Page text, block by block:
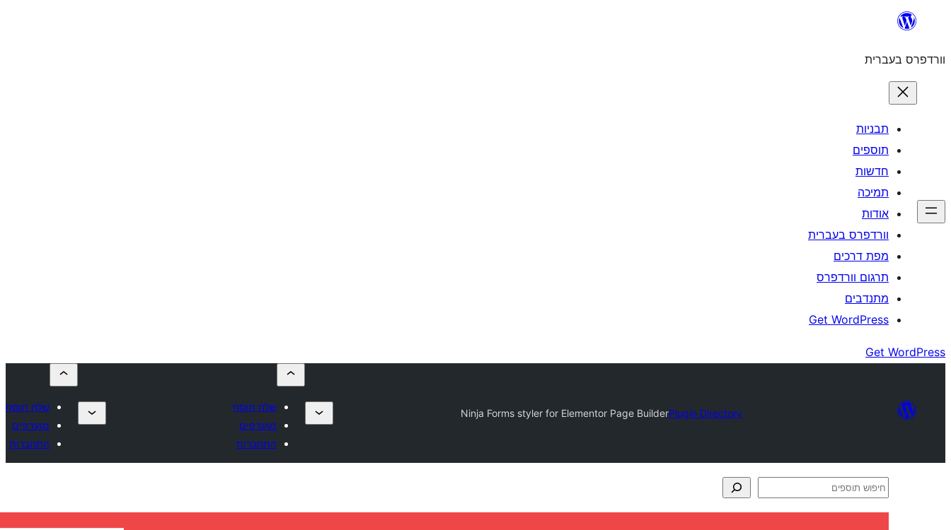
וורדפרס בעברית
תבניות
תוספים
חדשות
תמיכה
אודות
וורדפרס בעברית
מפת דרכים
תרגום וורדפרס
מתנדבים
Get WordPress
Get WordPress
Plugin Directory
Ninja Forms styler for Elementor Page Builder
שלח תוסף
מועדפים
התחברות
שלח תוסף
מועדפים
התחברות
חיפוש